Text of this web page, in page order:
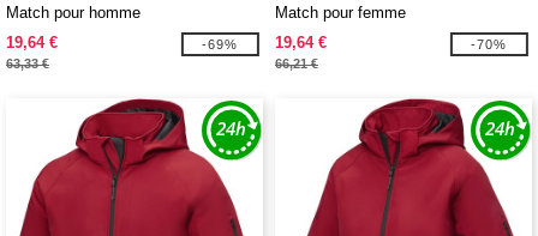
Match pour homme
19,64 €
63,33 €
-69%
Match pour femme
19,64 €
66,21 €
-70%